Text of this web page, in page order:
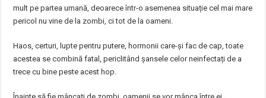
mult pe partea umană, deoarece într-o asemenea situație cel mai mare
pericol nu vine de la zombi, ci tot de la oameni.
Haos, certuri, lupte pentru putere, hormonii care-și fac de cap, toate
acestea se combină fatal, periclitând șansele celor neinfectați de a
trece cu bine peste acest hop.